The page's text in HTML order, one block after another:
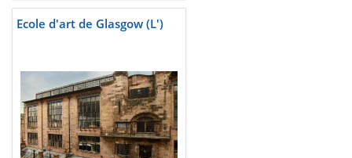
Ecole d'art de Glasgow (L')